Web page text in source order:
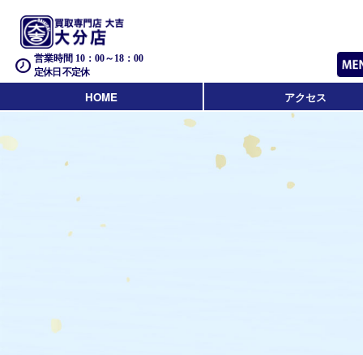
営業時間 10：00～18：00
定休日 不定休
HOME アクセス